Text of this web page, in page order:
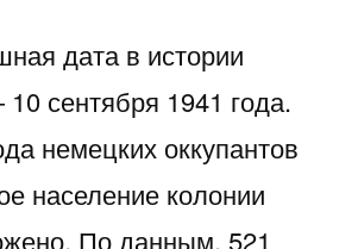
дата в истории
сентября 1941 года.
немецких оккупантов
население колонии
По данным, 521